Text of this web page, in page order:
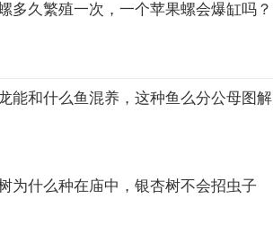
多久繁殖一次，一个苹果螺会爆缸吗？
能和什么鱼混养，这种鱼么分公母图解
为什么种在庙中，银杏树不会招虫子